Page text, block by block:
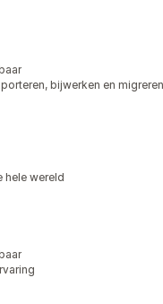
bijwerken en migreren
hele wereld